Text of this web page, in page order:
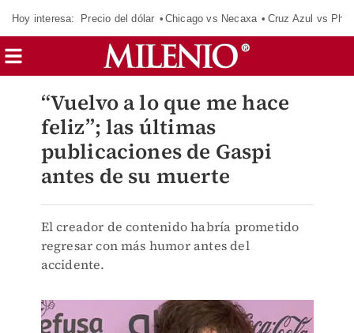
Hoy interesa: Precio del dólar Chicago vs Necaxa Cruz Azul vs
“Vuelvo a lo que me hace
feliz”; las últimas
publicaciones de Gaspi
antes de su muerte
El creador de contenido habría prometido
regresar con más humor antes del
accidente.